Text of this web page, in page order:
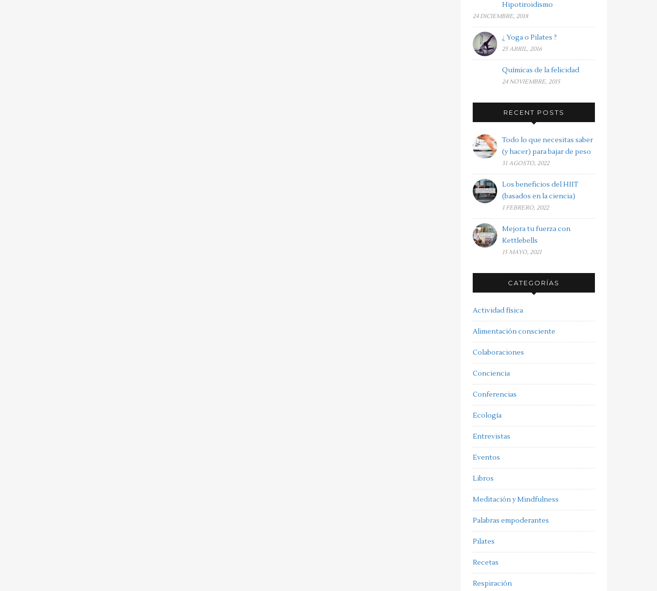
Hipotiroidismo
24 DICIEMBRE, 2018
¿ Yoga o Pilates ?
25 ABRIL, 2016
Químicas de la felicidad
24 NOVIEMBRE, 2015
RECENT POSTS
Todo lo que necesitas saber
(y hacer) para bajar de peso
31 AGOSTO, 2022
Los beneficios del HIIT
(basados en la ciencia)
1 FEBRERO, 2022
Mejora tu fuerza con
Kettlebells
15 MAYO, 2021
CATEGORÍAS
Actividad física
Alimentación consciente
Colaboraciones
Conciencia
Conferencias
Ecología
Entrevistas
Eventos
Libros
Meditación y Mindfulness
Palabras empoderantes
Pilates
Recetas
Respiración